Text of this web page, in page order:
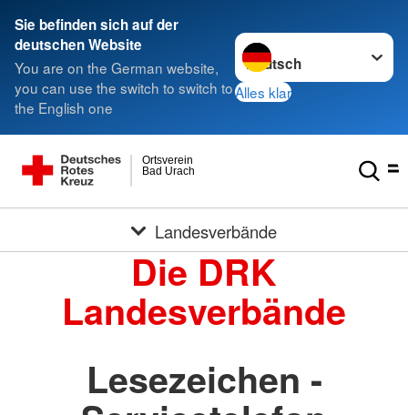
Sie befinden sich auf der
deutschen Website
You are on the German website,
you can use the switch to switch to
the English one
Sprache wechseln zu
Alles klar
Bad Urach
Ortsverein
Landesverbände
Die DRK
Landesverbände
Lesezeichen -